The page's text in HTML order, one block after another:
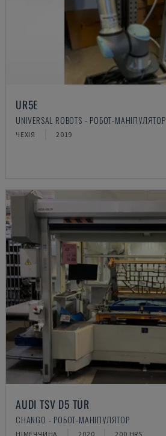
UR5E
UNIVERSAL ROBOTS - РОБОТ-МАНІПУЛЯТОР
ЧЕХІЯ 2019
AUDI TSV D5 TÜR
CHANGO - РОБОТ-МАНІПУЛЯТОР
НІМЕЧЧИНА 2020 200 HRS